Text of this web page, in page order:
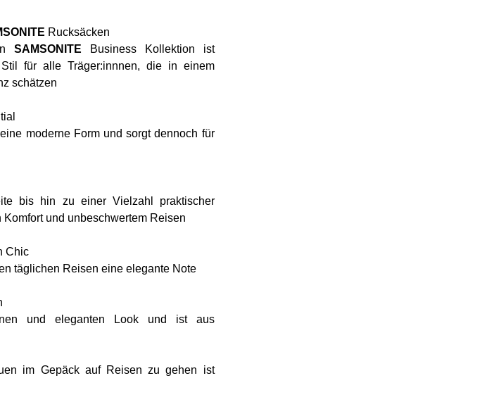
Rucksäcken
SAMSONITE Business Kollektion ist
für alle Träger:innnen, die in einem
schätzen
moderne Form und sorgt dennoch für
bis hin zu einer Vielzahl praktischer
und unbeschwertem Reisen
Chic
täglichen Reisen eine elegante Note
und eleganten Look und ist aus
im Gepäck auf Reisen zu gehen ist